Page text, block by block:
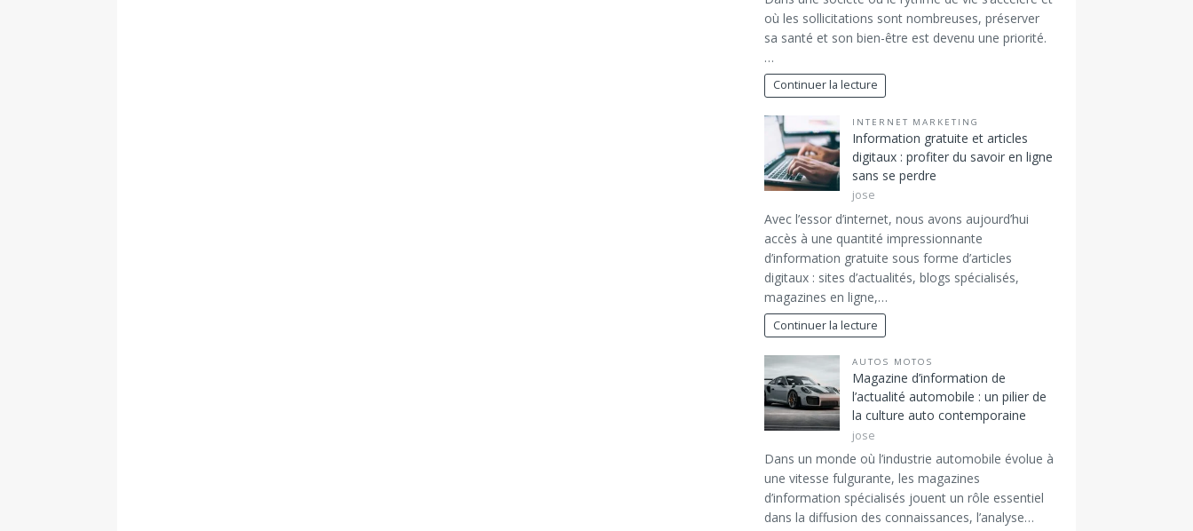
où les sollicitations sont nombreuses, préserver
sa santé et son bien-être est devenu une priorité.
…
Continuer la lecture
INTERNET MARKETING
Information gratuite et articles
digitaux : profiter du savoir en ligne
sans se perdre
jose
Avec l’essor d’internet, nous avons aujourd’hui
accès à une quantité impressionnante
d’information gratuite sous forme d’articles
digitaux : sites d’actualités, blogs spécialisés,
magazines en ligne,…
Continuer la lecture
AUTOS MOTOS
Magazine d’information de
l’actualité automobile : un pilier de
la culture auto contemporaine
jose
Dans un monde où l’industrie automobile évolue à
une vitesse fulgurante, les magazines
d’information spécialisés jouent un rôle essentiel
dans la diffusion des connaissances, l’analyse…